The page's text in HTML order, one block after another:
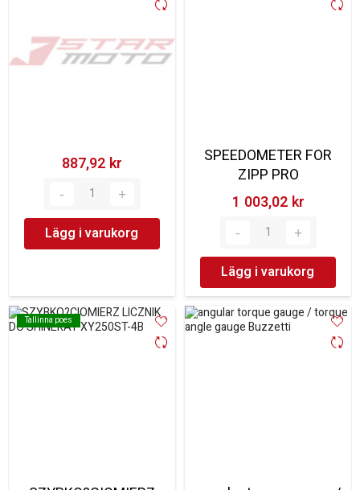
887,92 kr‎
Lägg i varukorg
SPEEDOMETER FOR
ZIPP PRO
1 003,02 kr‎
Lägg i varukorg
Tallinna poes
Tallinna poes